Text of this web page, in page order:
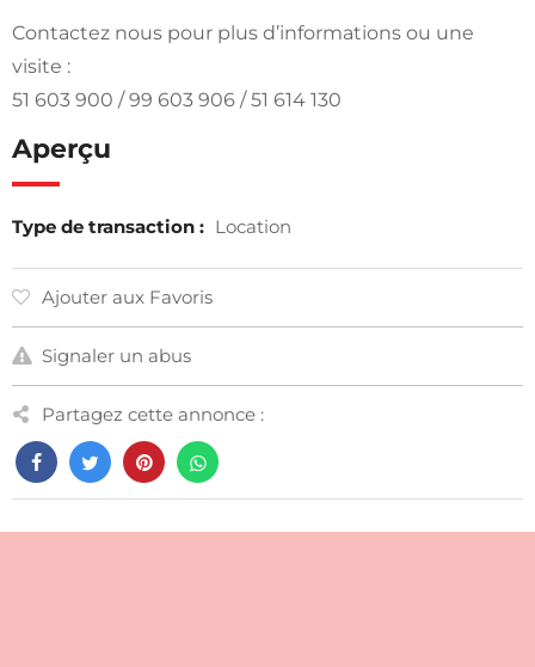
Contactez nous pour plus d’informations ou une
visite :
51 603 900 / 99 603 906 / 51 614 130
Aperçu
Type de transaction : Location
Ajouter aux Favoris
Signaler un abus
Partagez cette annonce :